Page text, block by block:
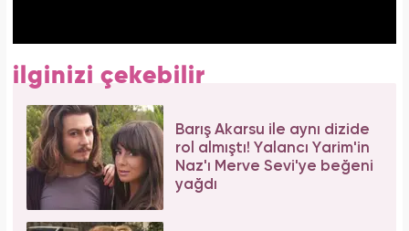
ilginizi çekebilir
Barış Akarsu ile aynı dizide
rol almıştı! Yalancı Yarim'in
Naz'ı Merve Sevi'ye beğeni
yağdı